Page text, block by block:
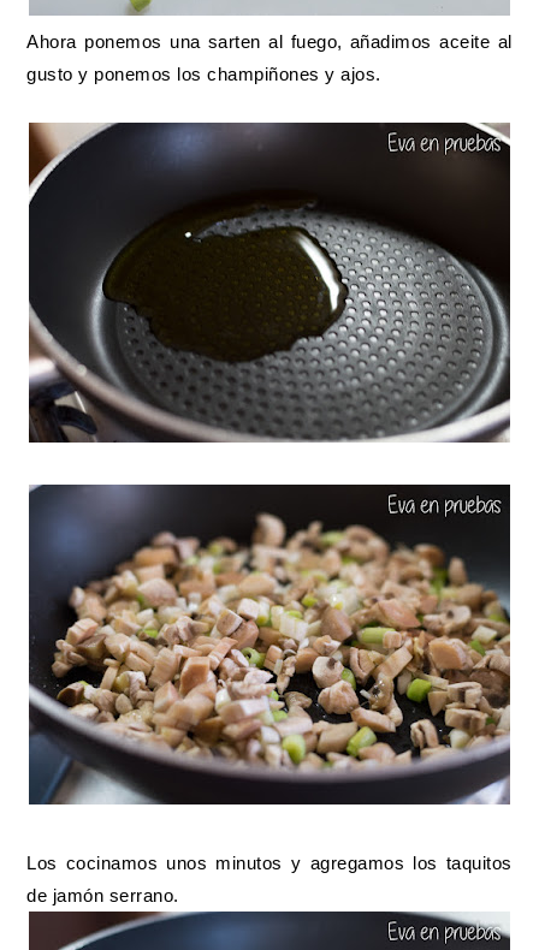
Ahora ponemos una sarten al fuego, añadimos aceite al
gusto y ponemos los champiñones y ajos.
Los cocinamos unos minutos y agregamos los taquitos
de jamón serrano.